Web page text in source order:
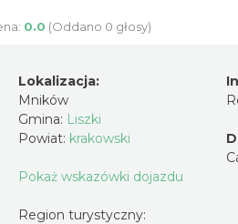
0.0 (Oddano 0 głosy)
Lokalizacja:
Mników
Gmina: Liszki
Powiat: krakowski
Pokaż wskazówki dojazdu
Region turystyczny: